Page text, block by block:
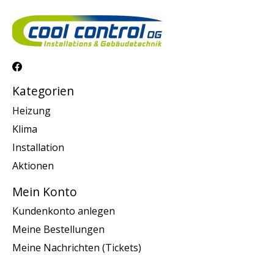
Kategorien
Heizung
Klima
Installation
Aktionen
Mein Konto
Kundenkonto anlegen
Meine Bestellungen
Meine Nachrichten (Tickets)